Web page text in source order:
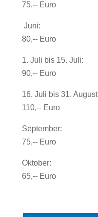
75,-- Euro
Juni:
80,-- Euro
1. Juli bis 15. Juli:
90,-- Euro
16. Juli bis 31.
110,-- Euro
September:
75,-- Euro
Oktober:
65,-- Euro